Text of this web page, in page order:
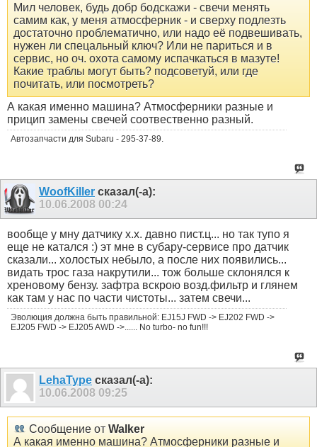
Мил человек, будь добр бодскажи - свечи менять
самим как, у меня атмосферник - и сверху подлезть
достаточно проблематично, или надо её подвешивать,
нужен ли спецальный ключ? Или не париться и в
сервис, но оч. охота самому испачкаться в мазуте!
Какие траблы могут быть? подсоветуй, или где
почитать, или посмотреть?
А какая именно машина? Атмосферники разные и
прицип замены свечей соотвественно разный.
Автозапчасти для Subaru - 295-37-89.
WoofKiller сказал(-а):
10.06.2008 00:24
вообще у мну датчику х.х. давно пист.ц... но так тупо я
еще не катался :) эт мне в субару-сервисе про датчик
сказали... холостых небыло, а после них появились...
видать трос газа накрутили... тож больше склонялся к
хреновому бензу. зафтра вскрою возд.фильтр и глянем
как там у нас по части чистоты... затем свечи...
Эволюция должна быть правильной: EJ15J FWD -> EJ202 FWD ->
EJ205 FWD -> EJ205 AWD ->...... No turbo- no fun!!!
LehaType сказал(-а):
10.06.2008 09:25
Сообщение от Walker
А какая именно машина? Атмосферники разные и